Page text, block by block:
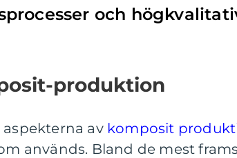
och
produktion
av komposit
används. Bland de mest